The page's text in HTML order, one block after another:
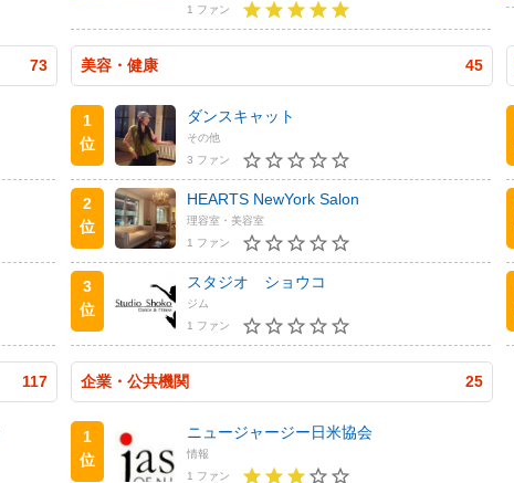
1 ファン
73 美容・健康 45
1
位
ダンスキャット
その他
3 ファン
2
位
HEARTS NewYork Salon
理容室・美容室
1 ファン
3
位
スタジオ ショウコ
ジム
1 ファン
117 企業・公共機関 25
1
位
ニュージャージー日米協会
情報
1 ファン